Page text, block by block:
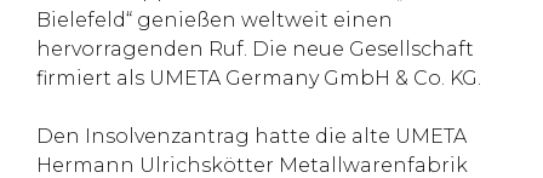
Bielefeld“ genießen weltweit einen
hervorragenden Ruf. Die neue Gesellschaft
firmiert als UMETA Germany GmbH & Co. KG.
Den Insolvenzantrag hatte die alte UMETA
Hermann Ulrichskötter Metallwarenfabrik